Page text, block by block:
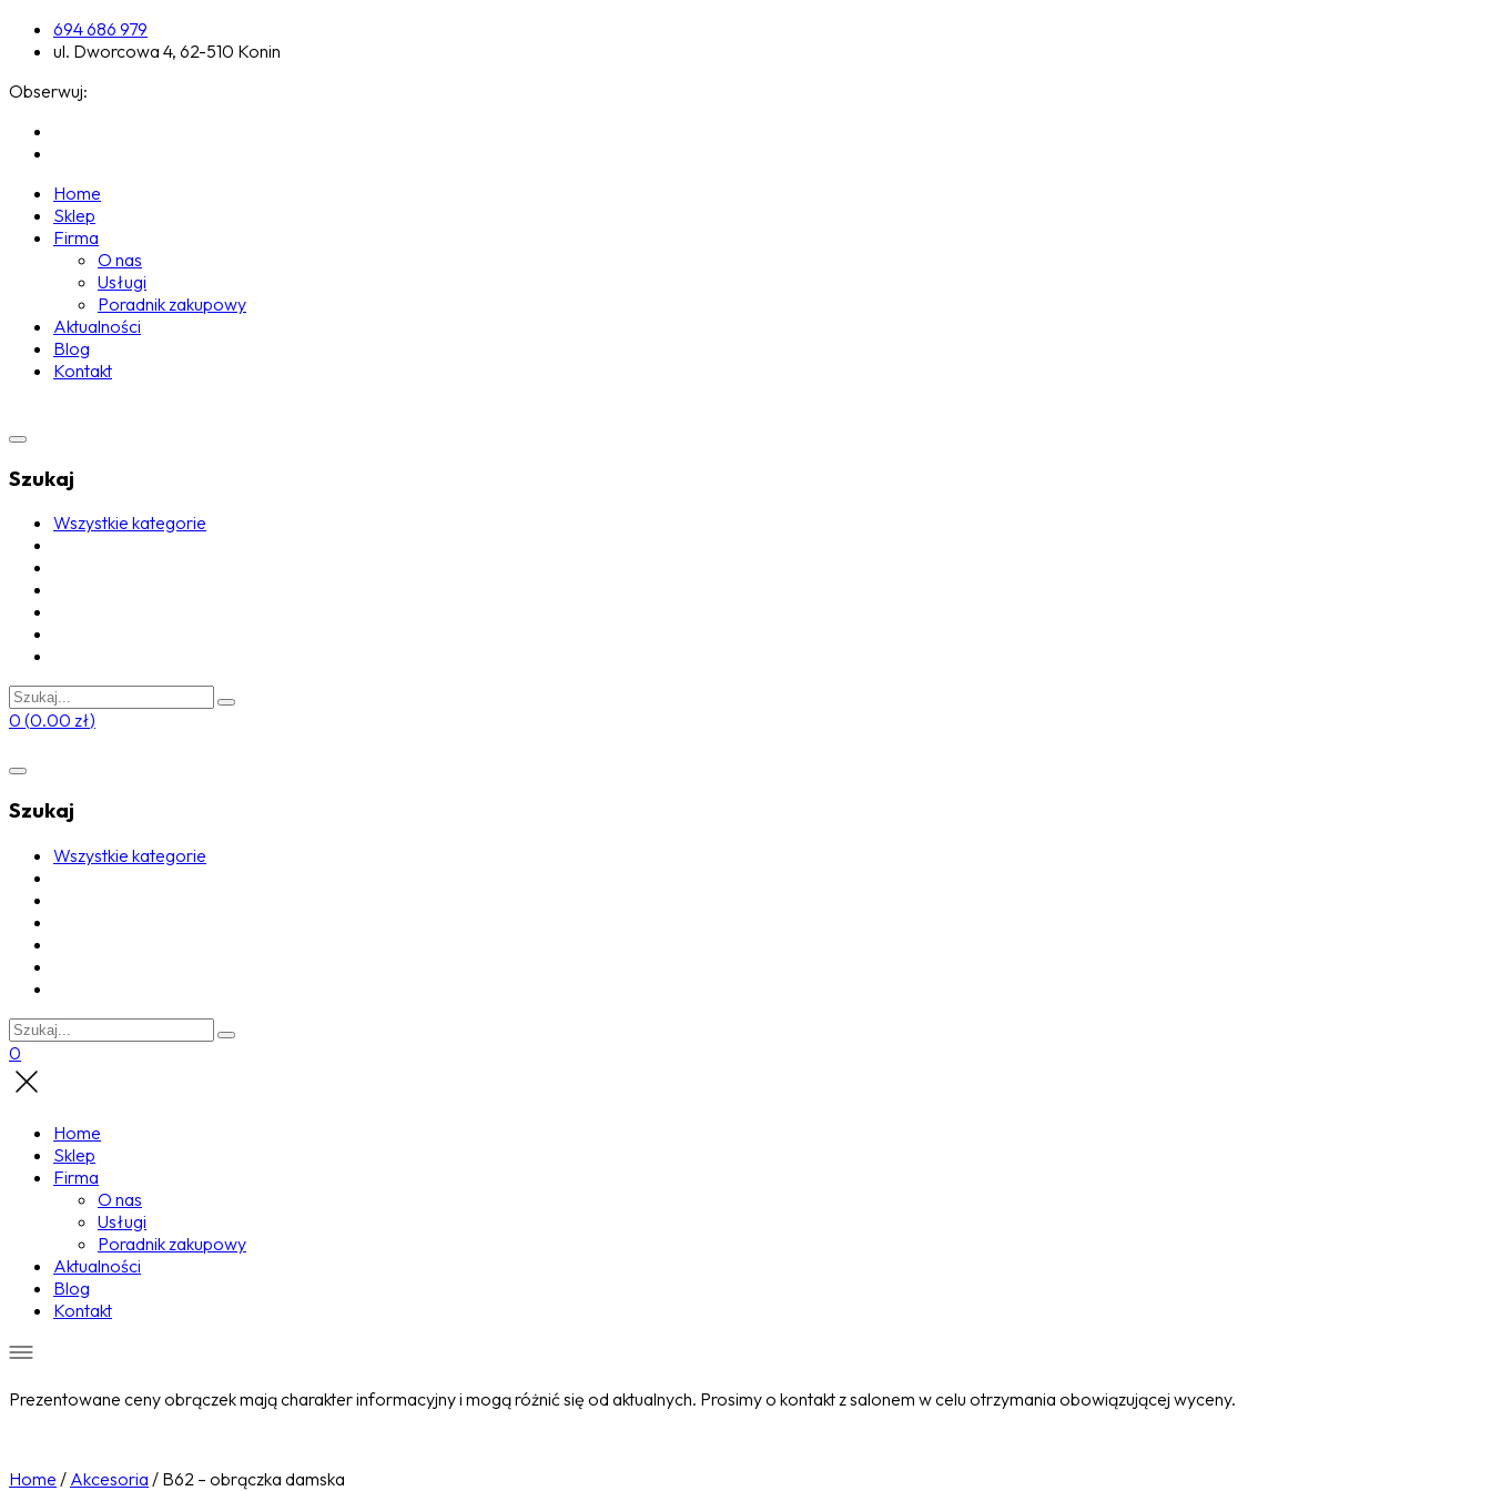
694 686 979
ul. Dworcowa 4, 62-510 Konin
Obserwuj:
Home
Sklep
Firma
O nas
Usługi
Poradnik zakupowy
Aktualności
Blog
Kontakt
Szukaj
Wszystkie kategorie
0 (0.00 zł)
Szukaj
Wszystkie kategorie
0
Home
Sklep
Firma
O nas
Usługi
Poradnik zakupowy
Aktualności
Blog
Kontakt
Prezentowane ceny obrączek mają charakter informacyjny i mogą różnić się od aktualnych. Prosimy o kontakt z salonem w celu otrzymania obowiązującej wyceny.
Home / Akcesoria / B62 – obrączka damska